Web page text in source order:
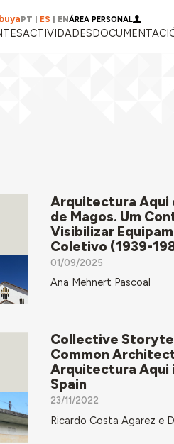
PT ES ENÁREA PERSONAL
ACTIVIDADES
Arquitectura Aqui
de Magos. Um
Visibilizar
Coletivo (1939-
01/09/2025
Ana Mehnert Pascoal
Collective
Common
Arquitectura Aqui
Spain
23/11/2022
Ricardo Costa Agarez e